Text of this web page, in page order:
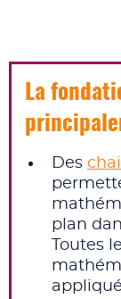
La
Des
plan
Toutes